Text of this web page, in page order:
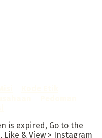
is expired, Go to the
Like & View > Instagram